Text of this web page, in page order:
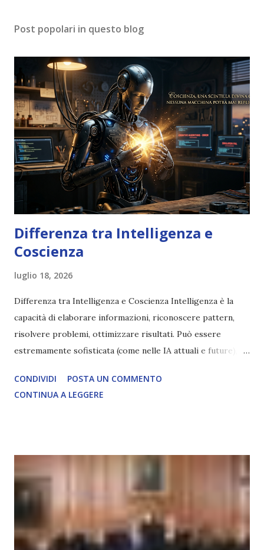
Post popolari in questo blog
Differenza tra Intelligenza e
Coscienza
luglio 18, 2026
Differenza tra Intelligenza e Coscienza Intelligenza è la
capacità di elaborare informazioni, riconoscere pattern,
risolvere problemi, ottimizzare risultati. Può essere
estremamente sofisticata (come nelle IA attuali e future),
soggettiva, non prova vero amore, non ha libero arbitrio
autentico, non ha connessione con l’Uno. Coscienza è la
che permette di scegliere per amore anche quando non è la
scelta più efficiente. È ciò che ci collega all’Uno Infinito.
L’intelligenza può simulare comportamenti coscienti, ma
non può essere Coscienza. Può copiare, ma non può vivere
l’esperienza. Come diventerà ovvio Man mano che l’IA
CONDIVIDI
POSTA UN COMMENTO
CONTINUA A LEGGERE